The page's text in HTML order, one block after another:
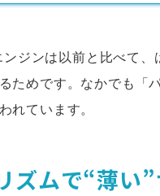
ジンは以前と比べて
ためです。なかでも「
れています。
ズムで“薄い